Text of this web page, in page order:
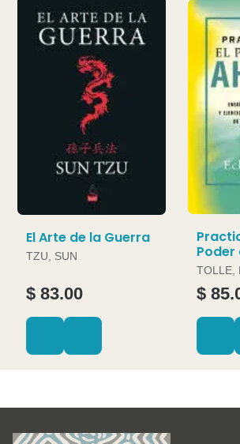
El Arte de la Guerra
TZU, SUN
$ 83.00
Poder
TOLLE,
$